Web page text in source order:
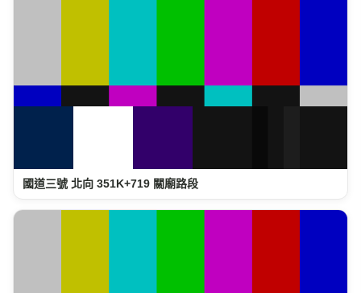
國道三號 北向 351K+719 關廟路段